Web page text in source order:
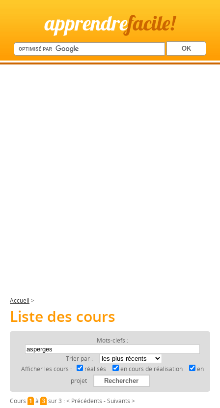
apprendrefacile!
Accueil >
Liste des cours
Mots-clefs :
Trier par :
Afficher les cours :
réalisés en cours de réalisation
en
projet
Cours 1à 3sur 3 :< Précédents -Suivants >